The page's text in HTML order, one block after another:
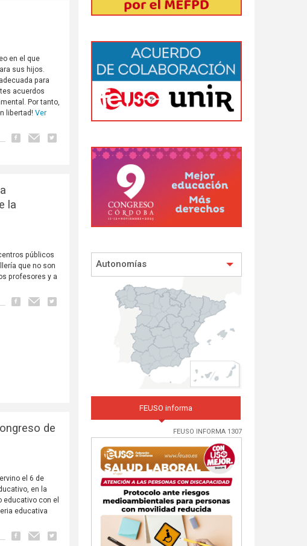
en el que
sus hijos.
para
acuerdos
Por tanto,
libertad!Ver
la
públicos
que no son
profesores y a
de
el 6 de
en la
con el
educativa
Autonomías
FEUSO informa
FEUSO INFORMA 1307